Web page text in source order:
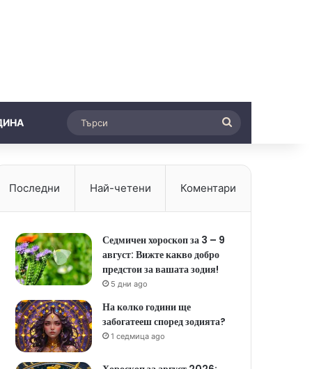
Последни Най-четени Коментари
Седмичен хороскоп за 3 – 9
август: Вижте какво добро
предстои за вашата зодия!
5 дни ago
На колко години ще
забогатееш според зодията?
1 седмица ago